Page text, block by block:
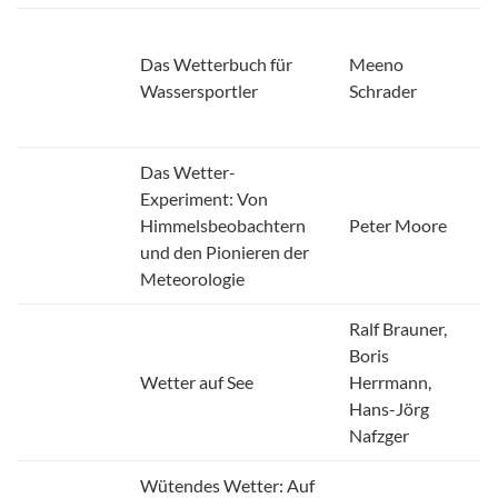
Das Wetterbuch für
Meeno
Das Wetter-
Experiment: Von
Himmelsbeobachtern
und den Pionieren der
Meteorologie
Peter Moore
Wetter auf See
Ralf Brauner,
Boris
Herrmann,
Hans-Jörg
Nafzger